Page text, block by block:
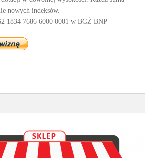
nowych indeksów.
1834 7686 6000 0001 w BGŻ BNP